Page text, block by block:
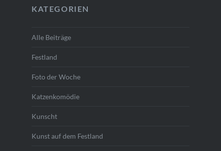
KATEGORIEN
Alle Beiträge
Festland
Foto der Woche
Katzenkomödie
Kunscht
Kunst auf dem Festland